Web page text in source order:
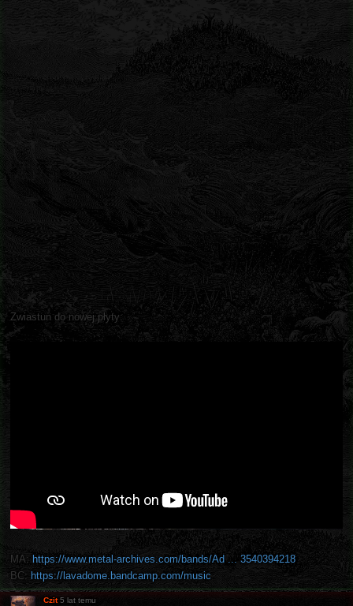
Zwiastun do nowej płyty:
MA: https://www.metal-archives.com/bands/Ad ... 3540394218
BC: https://lavadome.bandcamp.com/music
Czit 5 lat temu